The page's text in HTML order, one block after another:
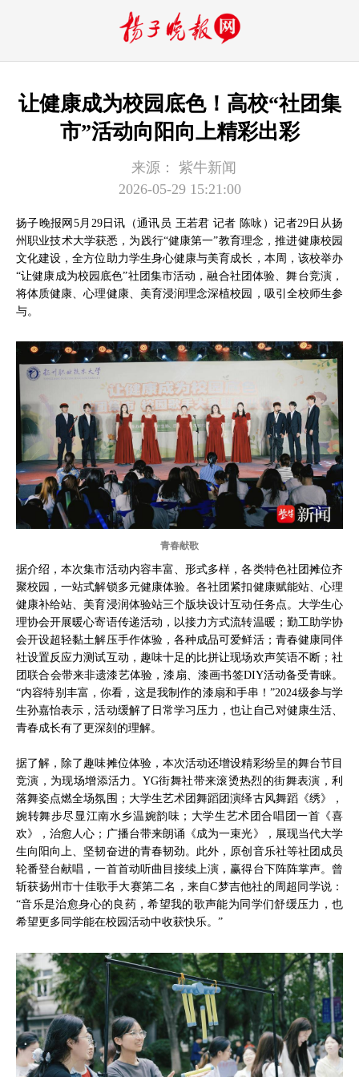
让健康成为校园底色！高校“社团集
市”活动向阳向上精彩出彩
来源：
紫牛新闻
2026-05-29 15:21:00
扬子晚报网5月29日讯（通讯员 王若君 记者 陈咏）记者29日从扬
州职业技术大学获悉，为践行“健康第一”教育理念，推进健康校园
文化建设，全方位助力学生身心健康与美育成长，本周，该校举办
“让健康成为校园底色”社团集市活动，融合社团体验、舞台竞演，
将体质健康、心理健康、美育浸润理念深植校园，吸引全校师生参
与。
青春献歌
据介绍，本次集市活动内容丰富、形式多样，各类特色社团摊位齐
聚校园，一站式解锁多元健康体验。各社团紧扣健康赋能站、心理
健康补给站、美育浸润体验站三个版块设计互动任务点。大学生心
理协会开展暖心寄语传递活动，以接力方式流转温暖；勤工助学协
会开设超轻黏土解压手作体验，各种成品可爱鲜活；青春健康同伴
社设置反应力测试互动，趣味十足的比拼让现场欢声笑语不断；社
团联合会带来非遗漆艺体验，漆扇、漆画书签DIY活动备受青睐。
“内容特别丰富，你看，这是我制作的漆扇和手串！”2024级参与学
生孙嘉怡表示，活动缓解了日常学习压力，也让自己对健康生活、
青春成长有了更深刻的理解。
据了解，除了趣味摊位体验，本次活动还增设精彩纷呈的舞台节目
竞演，为现场增添活力。YG街舞社带来滚烫热烈的街舞表演，利
落舞姿点燃全场氛围；大学生艺术团舞蹈团演绎古风舞蹈《绣》，
婉转舞步尽显江南水乡温婉韵味；大学生艺术团合唱团一首《喜
欢》，治愈人心；广播台带来朗诵《成为一束光》，展现当代大学
生向阳向上、坚韧奋进的青春韧劲。此外，原创音乐社等社团成员
轮番登台献唱，一首首动听曲目接续上演，赢得台下阵阵掌声。曾
斩获扬州市十佳歌手大赛第二名，来自C梦吉他社的周超同学说：
“音乐是治愈身心的良药，希望我的歌声能为同学们舒缓压力，也
希望更多同学能在校园活动中收获快乐。”